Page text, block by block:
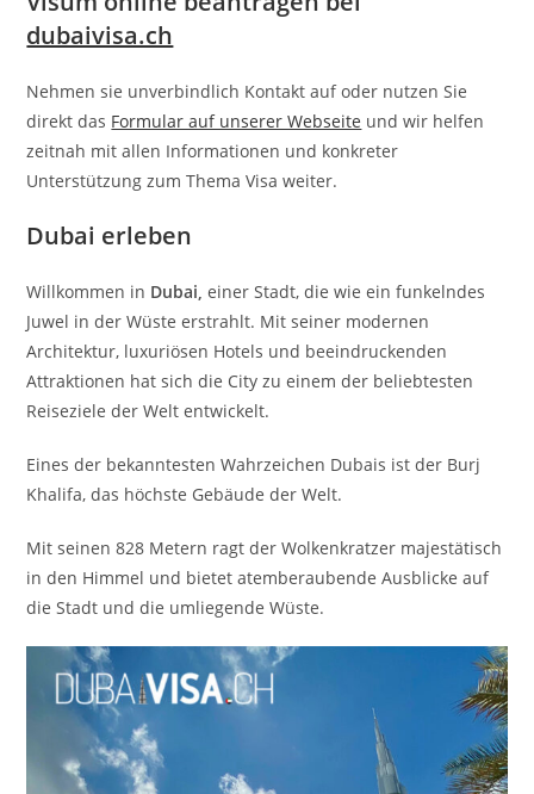
dubaivisa.ch
Nehmen sie unverbindlich Kontakt auf oder nutzen Sie
direkt das Formular auf unserer Webseite und wir helfen
zeitnah mit allen Informationen und konkreter
Unterstützung zum Thema Visa weiter.
Dubai erleben
Willkommen in Dubai, einer Stadt, die wie ein funkelndes
Juwel in der Wüste erstrahlt. Mit seiner modernen
Architektur, luxuriösen Hotels und beeindruckenden
Attraktionen hat sich die City zu einem der beliebtesten
Reiseziele der Welt entwickelt.
Eines der bekanntesten Wahrzeichen Dubais ist der Burj
Khalifa, das höchste Gebäude der Welt.
Mit seinen 828 Metern ragt der Wolkenkratzer majestätisch
in den Himmel und bietet atemberaubende Ausblicke auf
die Stadt und die umliegende Wüste.